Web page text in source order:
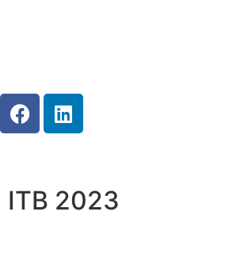
ITB 2023